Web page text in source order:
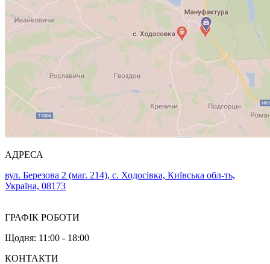
АДРЕСА
вул. Березова 2 (маг. 214), с. Ходосівка, Київська обл-ть,
Україна, 08173
ГРАФІК РОБОТИ
Щодня: 11:00 - 18:00
КОНТАКТИ